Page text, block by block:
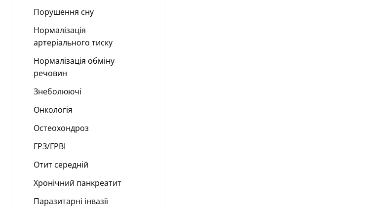
Порушення сну
Нормалізація
артеріального тиску
Нормалізація обміну
речовин
Знеболюючі
Онкологія
Остеохондроз
ГРЗ/ГРВІ
Отит середній
Хронічний панкреатит
Паразитарні інвазії